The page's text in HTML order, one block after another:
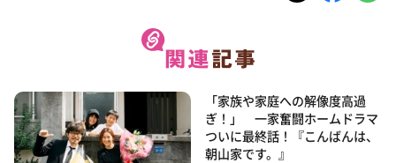
「家族や家庭への解像度高過
ぎ！」 一家奮闘ホームドラマ
ついに最終話！『こんばんは、
朝山家です。』